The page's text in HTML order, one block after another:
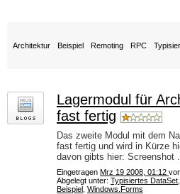
Architektur Beispiel Remoting RPC
Lagermodul für
fast fertig
Das zweite Modul mit dem
fast fertig und wird in Kürze
davon gibts hier: Screenshot .
Eingetragen Mrz 19 2008, 01:12
Abgelegt unter: Typisiertes DataSet
Beispiel Windows.Forms